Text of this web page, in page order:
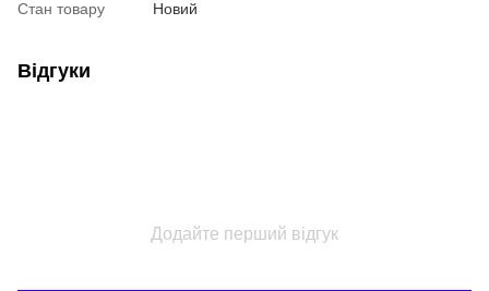
Стан товару Новий
Відгуки
Додайте перший відгук